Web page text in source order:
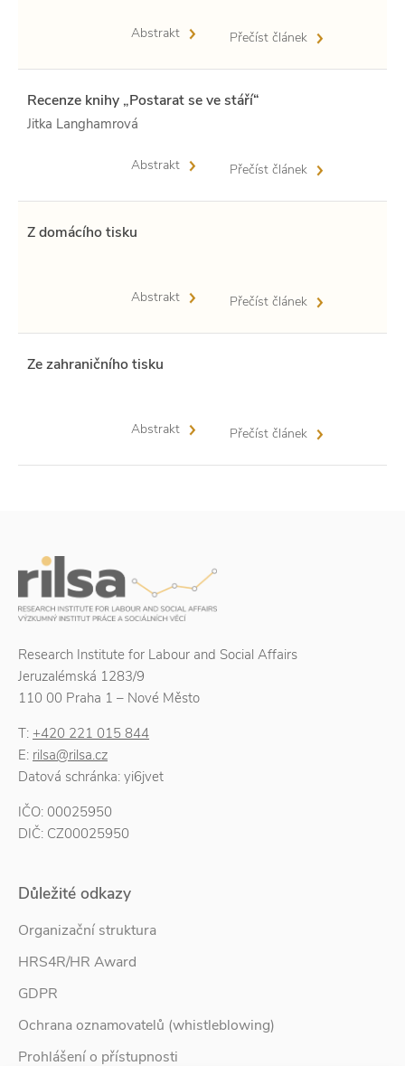
Přečíst článek
Abstrakt
Recenze knihy „Postarat se ve stáří“
Jitka Langhamrová
Přečíst článek
Abstrakt
Z domácího tisku
Přečíst článek
Abstrakt
Ze zahraničního tisku
Přečíst článek
Abstrakt
Research Institute for Labour and Social Affairs
Jeruzalémská 1283/9
110 00 Praha 1 – Nové Město
T: +420 221 015 844
E: rilsa@rilsa.cz
Datová schránka: yi6jvet
IČO: 00025950
DIČ: CZ00025950
Důležité odkazy
Organizační struktura
HRS4R/HR Award
GDPR
Ochrana oznamovatelů (whistleblowing)
Prohlášení o přístupnosti